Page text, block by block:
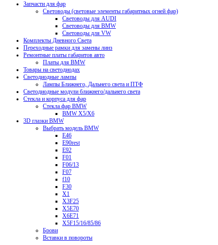
Запчасти для фар
Световоды (световые элементы габаритных огней фар)
Световоды для AUDI
Световоды для BMW
Световоды для VW
Комплекты Дневного Света
Переходные рамки для замены линз
Ремонтные платы габаритов авто
Платы для BMW
Товары на светодиодах
Светодиодные лампы
Лампы Ближнего, Дальнего света и ПТФ
Светодиодные модули ближнего/дальнего света
Стекла и корпуса для фар
Стекла фар BMW
BMW X5/X6
3D глазки BMW
Выбрать модель BMW
E46
E90rest
E92
F01
F06/13
F07
f10
F30
X1
X3F25
X5E70
X6E71
X5F15/16/85/86
Брови
Вставки в повороты